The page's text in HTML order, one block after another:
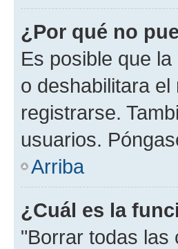
¿Por qué no
Es posible que
o deshabilitara
registrarse.
usuarios.
Arriba
¿Cuál es la
"Borrar todas las